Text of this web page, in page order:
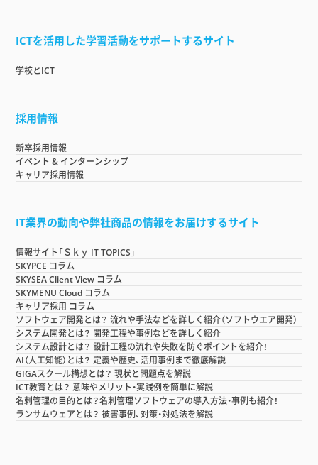
ICTを活用した学習活動をサポートするサイト
学校とICT
採用情報
新卒採用情報
イベント & インターンシップ
キャリア採用情報
IT業界の動向や弊社商品の情報をお届けするサイト
情報サイト「Ｓｋｙ IT TOPICS」
SKYPCE コラム
SKYSEA Client View コラム
SKYMENU Cloud コラム
キャリア採用 コラム
ソフトウェア開発とは？ 流れや手法などを詳しく紹介（ソフトウエア開発）
システム開発とは？ 開発工程や事例などを詳しく紹介
システム設計とは？ 設計工程の流れや失敗を防ぐポイントを紹介！
AI（人工知能）とは？ 定義や歴史、活用事例まで徹底解説
GIGAスクール構想とは？ 現状と問題点を解説
ICT教育とは？ 意味やメリット・実践例を簡単に解説
名刺管理の目的とは？名刺管理ソフトウェアの導入方法・事例も紹介！
ランサムウェアとは？ 被害事例、対策・対処法を解説